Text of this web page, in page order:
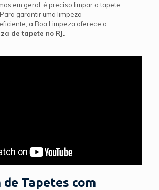
em geral, é preciso limpar o tapete
garantir uma limpeza
a Boa Limpeza oferece o
de tapete no RJ.
de Tapetes com